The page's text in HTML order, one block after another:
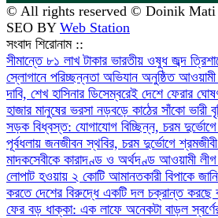
© All rights reserved © Doinik Mati
SEO BY Web Station
সংবাদ শিরোনাম ::
সীমান্তে ৮১ লাখ টাকার ভারতীয় ওষুধ জব্দ
স্লোগানে পরিচ্ছন্নতা অভিযান অনুষ্ঠিত আওয়ামী
দাবি, শেখ হাসিনার ডিসেম্বরেই দেশে ফেরার
হাজার মানুষের ভরসা নড়বড়ে কাঠের সাঁকো ভারী
সড়ক বিধ্বস্ত: যোগাযোগ বিচ্ছিন্ন, চরম দুর্ভোগে
পূর্বধলায় জনজীবন স্থবির, চরম দুর্ভোগে শ্রমজীবী
মাদকসেবীকে কারাদণ্ড ও অর্থদণ্ড আওয়ামী
লোপাট হওয়ায় ২ কোটি আমানতকারী বিপাকে
করতে দেশের বিরুদ্ধে একটি দল চক্রান্ত করছে
ফের বড় ধাক্কা: এক লাফে অনেকটা বাড়ল